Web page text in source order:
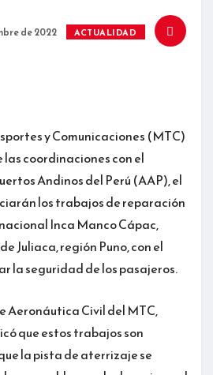
de 2022 ACTUALIDAD
y Comunicaciones (MTC)
coordinaciones con el
Andinos del Perú (AAP), el
los trabajos de reparación
Inca Manco Cápac,
Juliaca, región Puno, con el
la seguridad de los pasajeros.
Aeronáutica Civil del MTC,
que estos trabajos son
la pista de aterrizaje se